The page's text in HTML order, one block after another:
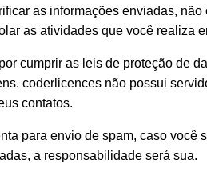
as informações enviadas,
as atividades que você realiza
cumprir as leis de proteção de
coderlicences não possui
contatos.
para envio de spam, caso
a responsabilidade será sua.